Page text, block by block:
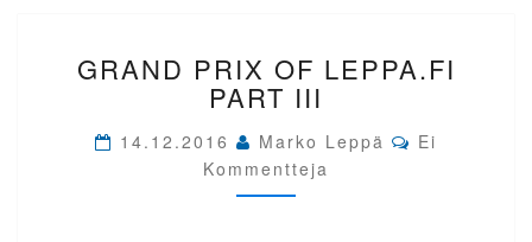
PRIX
OF
LEPPA.FI
PART
III
GRAND PRIX OF LEPPA.FI
PART III
14.12.2016 Marko Leppä Comments
Ei
Kommentteja